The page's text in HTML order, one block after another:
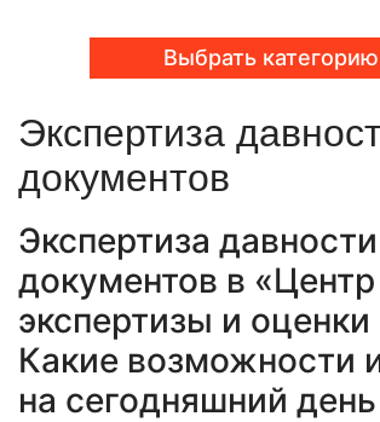
Почерковедческая экспертиза
Товароведческая экспертиза
Автотехническая экспертиза
Экспертиза электробытовой техники
Техническая экспертиза документов
Электротехническая экспертиза
Фоноскопическая экспертиза
Экспертиза видео- и звукозаписей
Выбрать категорию
Фоноскопическая экспертиза
Психологическая экспертиза
Автотехническая экспертиза
Юридическая экспертиза
Экспертиза электробытовой техники
Экономическая экспертиза
Экологическая экспертиза
Техническая экспертиза документов
Строительно-техническая
Почерковедческая экспертиза
Пожарно-техническая экспертиза
Юридико-лингвистическая
Лингвистическая экспертиза
Компьютерно-техническая
Экспертиза
документов
Экспертиза давности
документов в «Центр
экспертизы и
Какие возможности
на сегодняшний